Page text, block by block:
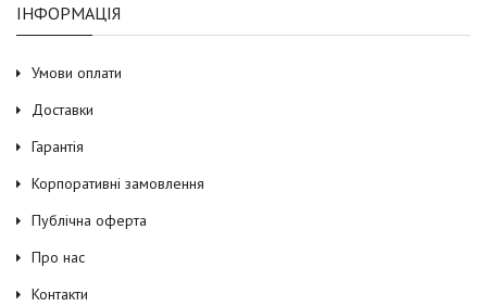
ІНФОРМАЦІЯ
Умови оплати
Доставки
Гарантія
Корпоративні замовлення
Публічна оферта
Про нас
Контакти